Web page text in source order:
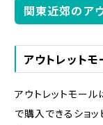
関東近郊のア
アウトレットモ
アウトレットモー
で購入できるショ